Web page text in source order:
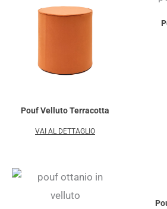
Pouf Velluto Terracotta
VAI AL DETTAGLIO